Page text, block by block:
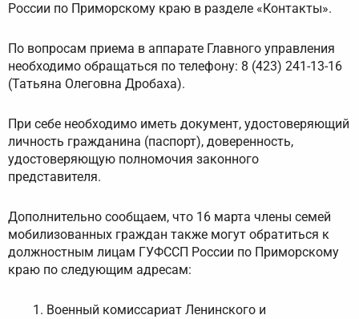
России по Приморскому краю в разделе «Контакты».
По вопросам приема в аппарате Главного управления
необходимо обращаться по телефону: 8 (423) 241-13-16
(Татьяна Олеговна Дробаха).
При себе необходимо иметь документ, удостоверяющий
личность гражданина (паспорт), доверенность,
удостоверяющую полномочия законного
представителя.
Дополнительно сообщаем, что 16 марта члены семей
мобилизованных граждан также могут обратиться к
должностным лицам ГУФССП России по Приморскому
краю по следующим адресам:
Военный комиссариат Ленинского и